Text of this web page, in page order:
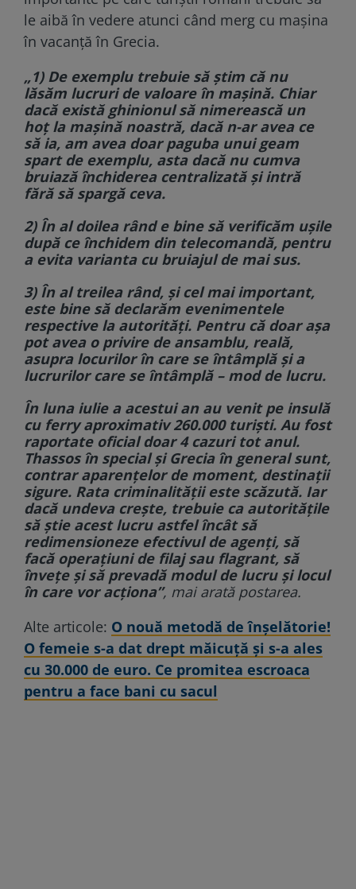
le aibă în vedere atunci când merg cu mașina
în vacanță în Grecia.
„1) De exemplu trebuie să știm că nu
lăsăm lucruri de valoare în mașină. Chiar
dacă există ghinionul să nimerească un
hoț la mașină noastră, dacă n-ar avea ce
să ia, am avea doar paguba unui geam
spart de exemplu, asta dacă nu cumva
bruiază închiderea centralizată și intră
fără să spargă ceva.
2) În al doilea rând e bine să verificăm ușile
după ce închidem din telecomandă, pentru
a evita varianta cu bruiajul de mai sus.
3) În al treilea rând, și cel mai important,
este bine să declarăm evenimentele
respective la autorități. Pentru că doar așa
pot avea o privire de ansamblu, reală,
asupra locurilor în care se întâmplă și a
lucrurilor care se întâmplă – mod de lucru.
În luna iulie a acestui an au venit pe insulă
cu ferry aproximativ 260.000 turiști. Au fost
raportate oficial doar 4 cazuri tot anul.
Thassos în special și Grecia în general sunt,
contrar aparențelor de moment, destinații
sigure. Rata criminalității este scăzută. Iar
dacă undeva crește, trebuie ca autoritățile
să știe acest lucru astfel încât să
redimensioneze efectivul de agenți, să
facă operațiuni de filaj sau flagrant, să
învețe și să prevadă modul de lucru și locul
în care vor acționa”, mai arată postarea.
Alte articole: O nouă metodă de înșelătorie!
O femeie s-a dat drept măicuță și s-a ales
cu 30.000 de euro. Ce promitea escroaca
pentru a face bani cu sacul